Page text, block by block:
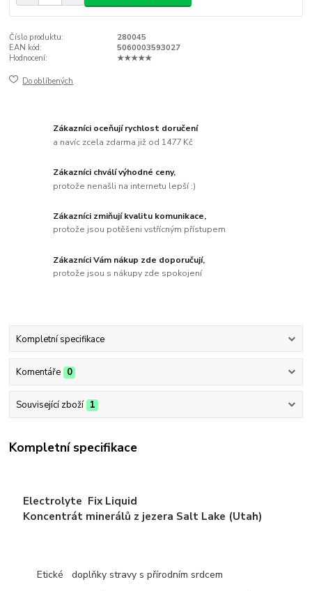
Číslo produktu:
280045
EAN kód:
5060003593027
Hodnocení:
★★★★★
Do oblíbených
Zákazníci oceňují rychlost doručení
a navíc zcela zdarma již od 1477 Kč
Zákazníci chválí výhodné ceny,
protože nenašli na internetu lepší :)
Zákazníci zmiňují kvalitu komunikace,
protože jsou potěšeni vstřícným přístupem
Zákazníci Vám nákup zde doporučují,
protože jsou s nákupy zde spokojení
Kompletní specifikace
Komentáře 0
Související zboží 1
Kompletní specifikace
Electrolyte Fix Liquid
Koncentrát minerálů z jezera Salt Lake (Utah)
Etické doplňky stravy s přírodním srdcem